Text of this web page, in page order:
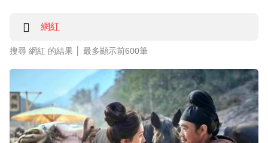
搜尋 網紅 的結果 │ 最多顯示前600筆